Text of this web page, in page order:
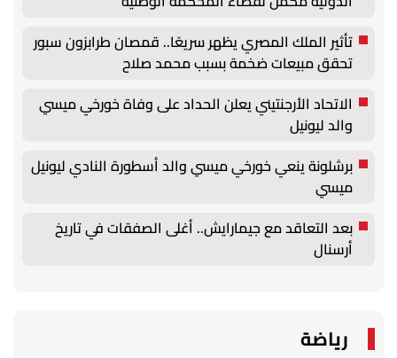
تأثير الملك المصري يظهر سريعًا.. قمصان طرابزون سبور
تحقق مبيعات ضخمة بسبب محمد صلاح
الاتحاد الأرجنتيني يعلن الحداد على وفاة خورخي ميسي
والد ليونيل
برشلونة ينعي خورخي ميسي والد أسطورة النادي ليونيل
ميسي
بعد التعاقد مع جيمارايش.. أغلى الصفقات في تاريخ
أرسنال
رياضة